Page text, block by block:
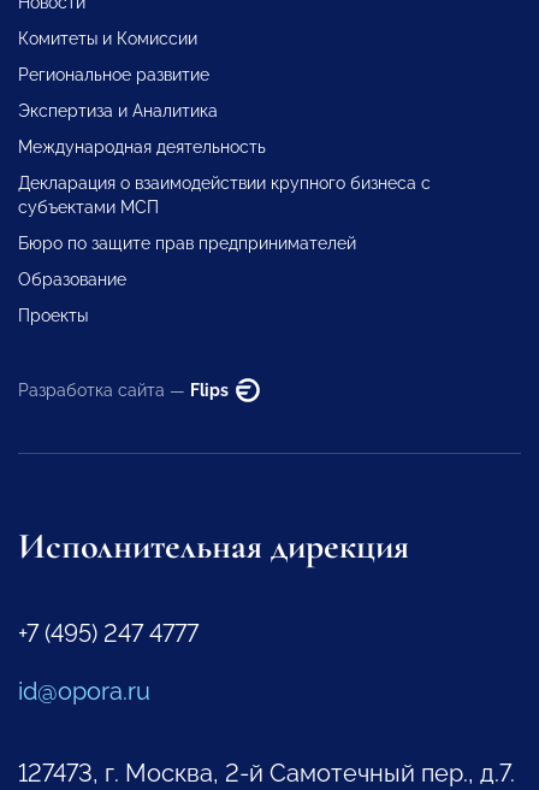
Комитеты и Комиссии
Региональное развитие
Экспертиза и Аналитика
Международная деятельность
Декларация о взаимодействии крупного бизнеса с
субъектами МСП
Бюро по защите прав предпринимателей
Образование
Проекты
Разработка сайта — Flips
Исполнительная дирекция
+7 (495) 247 4777
id@opora.ru
127473, г. Москва, 2-й Самотечный пер., д.7.